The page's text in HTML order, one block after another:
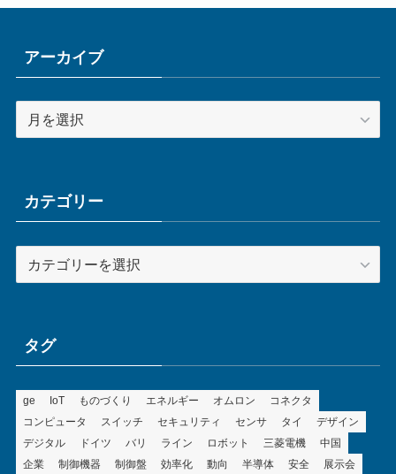
アーカイブ
ー
ブカテゴリー
テ
ータグ
ge IoT ものづくり エネルギー オムロン
コネクタ
コンピュータ
スイッチ セキュリティ センサ タイ
デザイン
デジタル
ドイツ バリ ライン ロボット 三菱電機
中国
企業
制御機器 制御盤 効率化 動向 半導体 安全 展示会